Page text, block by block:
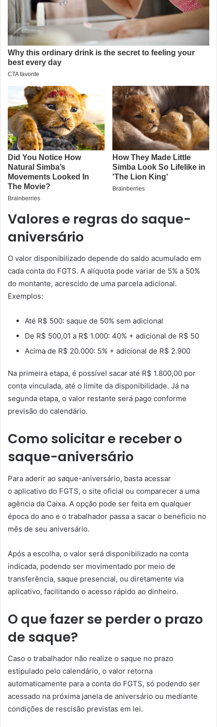
Valores e regras do saque-
aniversário
O valor disponibilizado depende do saldo acumulado em
cada conta do FGTS. A alíquota pode variar de 5% a 50%
do montante, acrescido de uma parcela adicional.
Exemplos:
Até R$ 500: saque de 50% sem adicional
De R$ 500,01 a R$ 1.000: 40% + adicional de R$ 50
Acima de R$ 20.000: 5% + adicional de R$ 2.900
Na primeira etapa, é possível sacar até R$ 1.800,00 por
conta vinculada, até o limite da disponibilidade. Já na
segunda etapa, o valor restante será pago conforme
previsão do calendário.
Como solicitar e receber o
saque-aniversário
Para aderir ao saque-aniversário, basta acessar
o aplicativo do FGTS, o site oficial ou comparecer a uma
agência da Caixa. A opção pode ser feita em qualquer
época do ano e o trabalhador passa a sacar o benefício no
mês de seu aniversário.
Após a escolha, o valor será disponibilizado na conta
indicada, podendo ser movimentado por meio de
transferência, saque presencial, ou diretamente via
aplicativo, facilitando o acesso rápido ao dinheiro.
O que fazer se perder o prazo
de saque?
Caso o trabalhador não realize o saque no prazo
estipulado pelo calendário, o valor retorna
automaticamente para a conta do FGTS, só podendo ser
acessado na próxima janela de aniversário ou mediante
condições de rescisão previstas em lei.